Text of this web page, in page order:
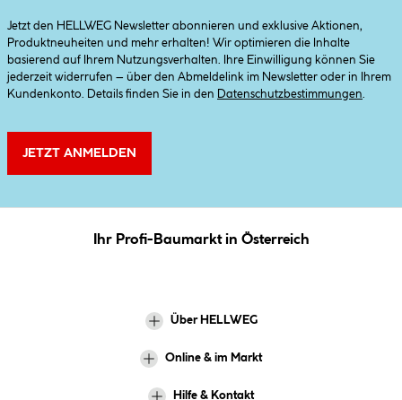
Jetzt den HELLWEG Newsletter abonnieren und exklusive Aktionen,
Produktneuheiten und mehr erhalten! Wir optimieren die Inhalte
basierend auf Ihrem Nutzungsverhalten. Ihre Einwilligung können Sie
jederzeit widerrufen – über den Abmeldelink im Newsletter oder in Ihrem
Kundenkonto. Details finden Sie in den
Datenschutzbestimmungen
JETZT ANMELDEN
Ihr Profi-Baumarkt in Österreich
Über HELLWEG
Online & im Markt
Hilfe & Kontakt